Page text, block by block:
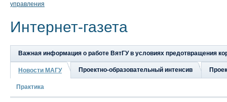
управления
Интернет-газета
Важная информация о работе ВятГУ в условиях предотвращения
Новости МАГУ Проектно-образовательный интенсив
Практика